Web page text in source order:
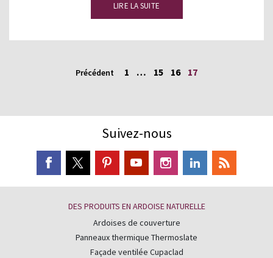
LIRE LA SUITE
Précédent 1 … 15 16 17
Suivez-nous
DES PRODUITS EN ARDOISE NATURELLE
Ardoises de couverture
Panneaux thermique Thermoslate
Façade ventilée Cupaclad